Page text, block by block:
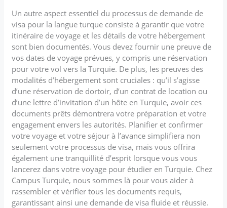
Un autre aspect essentiel du processus de demande de
visa pour la langue turque consiste à garantir que votre
itinéraire de voyage et les détails de votre hébergement
sont bien documentés. Vous devez fournir une preuve de
vos dates de voyage prévues, y compris une réservation
pour votre vol vers la Turquie. De plus, les preuves des
modalités d’hébergement sont cruciales : qu’il s’agisse
d’une réservation de dortoir, d’un contrat de location ou
d’une lettre d’invitation d’un hôte en Turquie, avoir ces
documents prêts démontrera votre préparation et votre
engagement envers les autorités. Planifier et confirmer
votre voyage et votre séjour à l’avance simplifiera non
seulement votre processus de visa, mais vous offrira
également une tranquillité d’esprit lorsque vous vous
lancerez dans votre voyage pour étudier en Turquie. Chez
Campus Turquie, nous sommes là pour vous aider à
rassembler et vérifier tous les documents requis,
garantissant ainsi une demande de visa fluide et réussie.